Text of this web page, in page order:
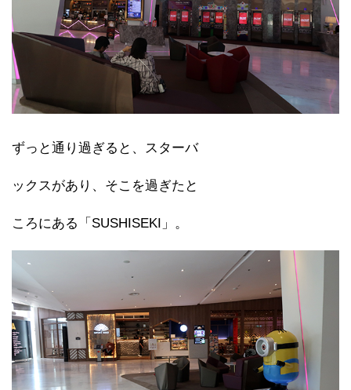
ずっと通り過ぎると、スターバ
ックスがあり、そこを過ぎたと
ころにある「SUSHISEKI」。